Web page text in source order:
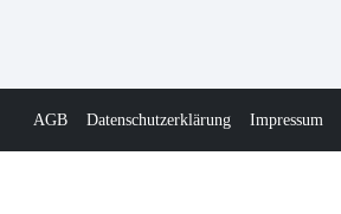
AGB Datenschutzerklärung Impressum